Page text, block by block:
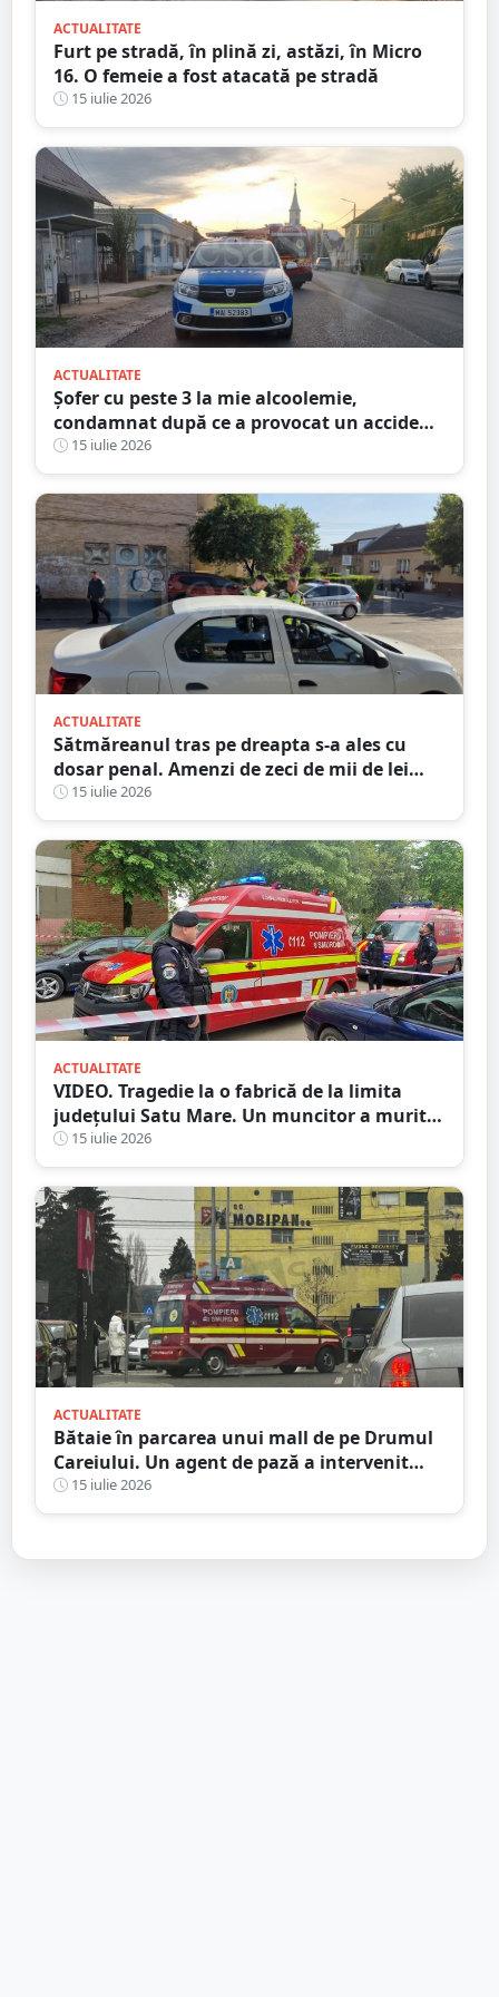
ACTUALITATE
Furt pe stradă, în plină zi, astăzi, în Micro
16. O femeie a fost atacată pe stradă
15 iulie 2026
ACTUALITATE
Șofer cu peste 3 la mie alcoolemie,
condamnat după ce a provocat un accident
dimineața. Ce explicație le-a dat
judecătorilor
15 iulie 2026
ACTUALITATE
Sătmăreanul tras pe dreapta s-a ales cu
dosar penal. Amenzi de zeci de mii de lei
date ieri de polițiști
15 iulie 2026
ACTUALITATE
VIDEO. Tragedie la o fabrică de la limita
județului Satu Mare. Un muncitor a murit
după ce o bucată de lemn i-a străpuns
abdomenul
15 iulie 2026
ACTUALITATE
Bătaie în parcarea unui mall de pe Drumul
Careiului. Un agent de pază a intervenit
salvator
15 iulie 2026